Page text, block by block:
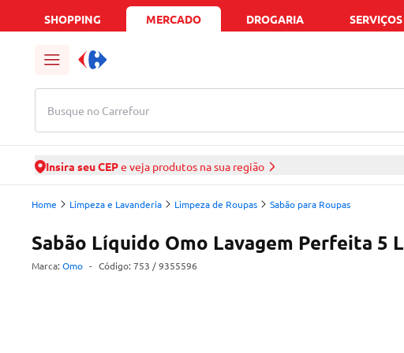
SHOPPING MERCADO DROGARIA SERVIÇOS
Busque no Carrefour
Insira seu CEPe veja produtos na sua região
Home Limpeza e Lavanderia Limpeza de Roupas Sabão para Roupas
Sabão Líquido Omo Lavagem Perfeita 5 L
Marca: Omo - Código: 753 / 9355596